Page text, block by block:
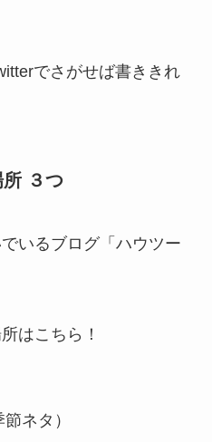
でさがせば書ききれ
３つ
いるブログ「ハウツー
はこちら！
ネタ）